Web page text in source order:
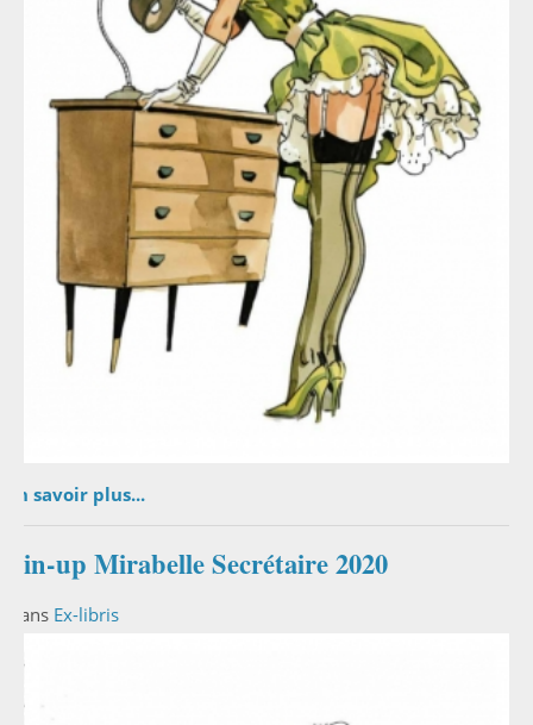
En savoir plus...
Pin-up Mirabelle Secrétaire 2020
Dans Ex-libris